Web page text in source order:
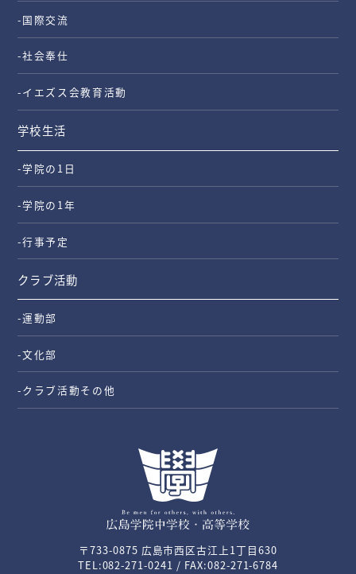
〒733-0875 広島市西区古江上1丁目630
TEL:082-271-0241 / FAX:082-271-6784
-国際交流
-社会奉仕
-イエズス会教育活動
学校生活
-学院の1日
-学院の1年
-行事予定
クラブ活動
-運動部
-文化部
-クラブ活動その他